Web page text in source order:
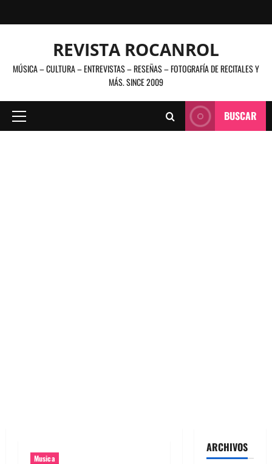
al
REVISTA ROCANROL
MÚSICA – CULTURA – ENTREVISTAS – RESEÑAS – FOTOGRAFÍA DE RECITALES Y
MÁS. SINCE 2009
Menú
BUSCAR
Musica
ARCHIVOS